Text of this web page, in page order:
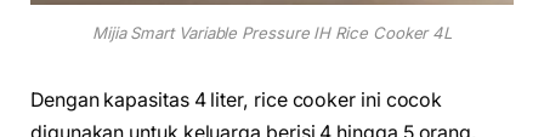
Mijia Smart Variable Pressure IH Rice Cooker 4L
Dengan kapasitas 4 liter, rice cooker ini cocok